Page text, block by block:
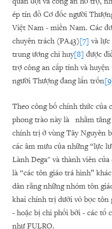
ép tín đồ Cơ đốc người
Việt Nam - miền Nam. Các
chuyên trách (PA43)[7] và lực
trung ương chỉ huy[8] được
trợ công an cấp tỉnh và
người Thượng đang lẩn trốn
Theo công bố chính thức của
phong trào này là nhằm
chính trị ở vùng Tây Nguyên
các âm mưu của những “lực
Lành Dega" và thành viên
là “các tôn giáo trá hình”
dân rằng những nhóm tôn
khai chính trị dưới vỏ bọc tôn
- hoặc bị chi phối bởi - các tổ
như FULRO.